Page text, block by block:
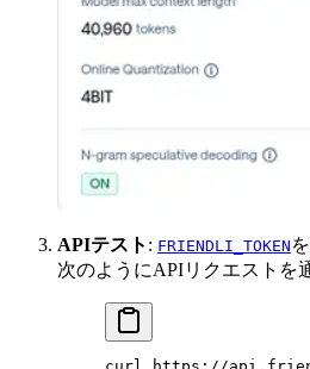
APIテスト : FRIENDLI_TOKEN
次のようにAPIリクエストを